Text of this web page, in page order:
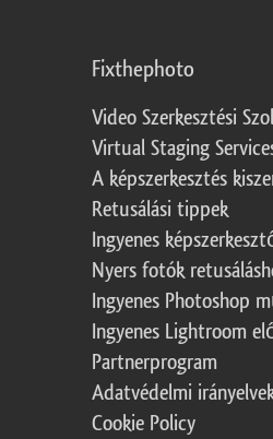
Fixthephoto
Video Szerkesztési
Virtual Staging
A képszerkesztés
Retusálási tippek
Ingyenes
Nyers fotók
Ingyenes Photoshop
Ingyenes Lightroom
Partnerprogram
Adatvédelmi
Cookie Policy